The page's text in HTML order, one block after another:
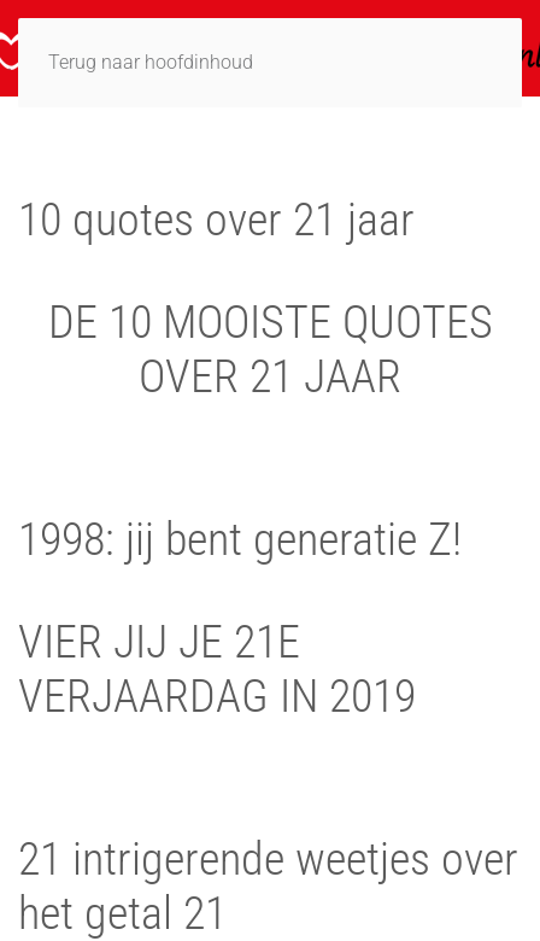
Terug naar hoofdinhoud
10 quotes over 21 jaar
DE 10 MOOISTE QUOTES
OVER 21 JAAR
1998: jij bent generatie Z!
VIER JIJ JE 21E
VERJAARDAG IN 2019
21 intrigerende weetjes over
het getal 21